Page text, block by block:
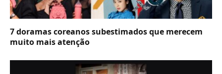
7 doramas coreanos subestimados que merecem
muito mais atenção